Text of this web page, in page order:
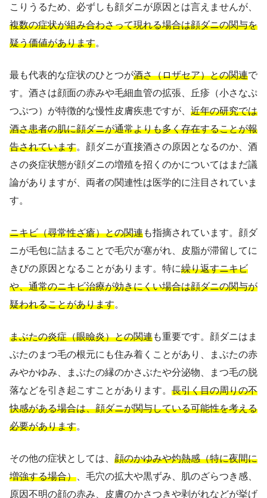
こりうるため、必ずしも顔ダニが原因とは言えませんが、
複数の症状が組み合わさって現れる場合は顔ダニの関与を
疑う価値があります。
最も代表的な症状のひとつが酒さ（ロザセア）との関連で
す。酒さは顔面の赤みや毛細血管の拡張、丘疹（小さなぷ
つぷつ）が特徴的な慢性皮膚疾患ですが、 近年の研究では
酒さ患者の肌に顔ダニが通常よりも多く存在することが報
告されています。顔ダニが直接酒さの原因となるのか、酒
さの炎症状態が顔ダニの増殖を招くのかについてはまだ議
論がありますが、両者の関連性は医学的に注目されていま
す。
ニキビ（尋常性ざ瘡）との関連も指摘されています。顔ダ
ニが毛包に詰まることで毛穴が塞がれ、皮脂が滞留してに
きびの原因となることがあります。特に繰り返すニキビ
や、通常のニキビ治療が効きにくい場合は顔ダニの関与が
疑われることがあります。
まぶたの炎症（眼瞼炎）との関連も重要です。顔ダニはま
ぶたのまつ毛の根元にも住み着くことがあり、まぶたの赤
みやかゆみ、まぶたの縁のかさぶたや分泌物、まつ毛の脱
落などを引き起こすことがあります。 長引く目の周りの不
快感がある場合は、顔ダニが関与している可能性を考える
必要があります。
その他の症状としては、 顔のかゆみや灼熱感（特に夜間に
増強する場合） 、毛穴の拡大や黒ずみ、肌のざらつき感、
原因不明の顔の赤み、皮膚のかさつきや剥がれなどが挙げ